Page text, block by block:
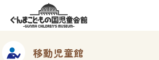
移動児童館